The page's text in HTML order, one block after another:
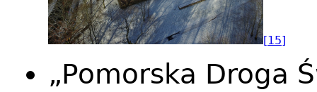
[15]
„Pomorska Droga